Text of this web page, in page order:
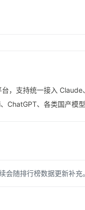
，支持统一接入
ChatGPT、各类国产模
会随排行榜数据更新补充。